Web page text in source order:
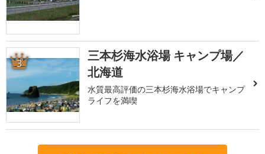
3
三本杉海水浴場 キャンプ場／
北海道
水質最高評価の三本杉海水浴場でキャンプ
ライフを満喫